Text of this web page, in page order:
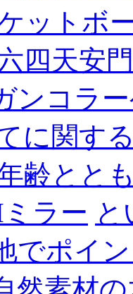
ットボ
四天安門
ンコラ
に関す
齢とと
ラー
でポイ